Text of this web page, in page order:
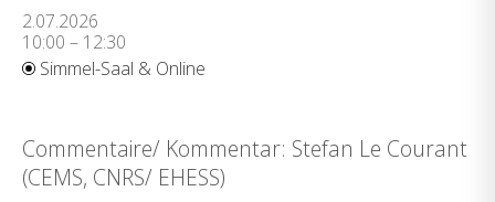
2.07.2026
10:00 – 12:30
Simmel-Saal & Online
Commentaire/ Kommentar: Stefan Le Courant
(CEMS, CNRS/ EHESS)